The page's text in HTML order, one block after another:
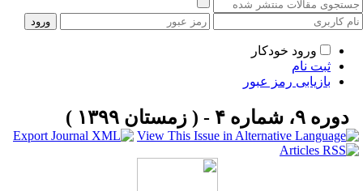
ورود خودکار
ثبت نام
بازیابی رمز عبور
دوره ۹، شماره ۴ - ( زمستان ۱۳۹۹ )